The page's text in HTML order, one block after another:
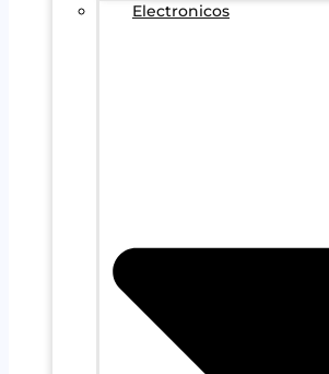
Electronicos